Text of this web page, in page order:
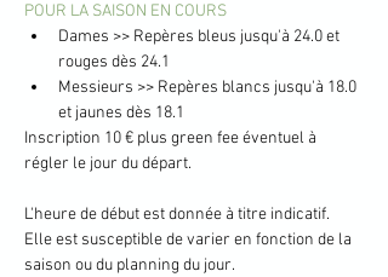
POUR LA SAISON EN COURS
Dames >> Repères bleus jusqu'à 24.0 et
rouges dès 24.1
Messieurs >> Repères blancs jusqu'à 18.0
et jaunes dès 18.1
Inscription 10 € plus green fee éventuel à
régler le jour du départ.
L'heure de début est donnée à titre indicatif.
Elle est susceptible de varier en fonction de la
saison ou du planning du jour.